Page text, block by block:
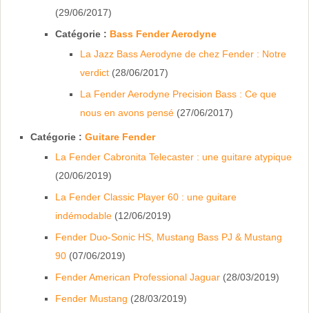
(29/06/2017)
Catégorie : Bass Fender Aerodyne
La Jazz Bass Aerodyne de chez Fender : Notre
verdict (28/06/2017)
La Fender Aerodyne Precision Bass : Ce que
nous en avons pensé (27/06/2017)
Catégorie :Guitare Fender
La Fender Cabronita Telecaster : une guitare atypique
(20/06/2019)
La Fender Classic Player 60 : une guitare
indémodable (12/06/2019)
Fender Duo-Sonic HS, Mustang Bass PJ & Mustang
90 (07/06/2019)
Fender American Professional Jaguar (28/03/2019)
Fender Mustang (28/03/2019)